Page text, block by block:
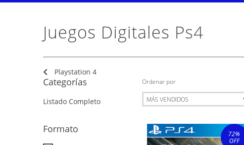
Juegos Digitales Ps4
Playstation 4
Categorías
Listado Completo
Formato
Ordenar por
72%
OFF